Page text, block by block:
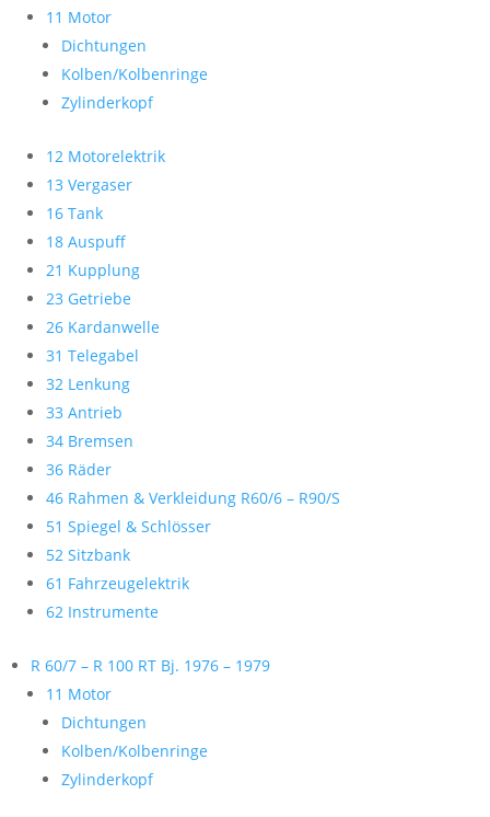
11 Motor
Dichtungen
Kolben/Kolbenringe
Zylinderkopf
12 Motorelektrik
13 Vergaser
16 Tank
18 Auspuff
21 Kupplung
23 Getriebe
26 Kardanwelle
31 Telegabel
32 Lenkung
33 Antrieb
34 Bremsen
36 Räder
46 Rahmen & Verkleidung R60/6 – R90/S
51 Spiegel & Schlösser
52 Sitzbank
61 Fahrzeugelektrik
62 Instrumente
R 60/7 – R 100 RT Bj. 1976 – 1979
11 Motor
Dichtungen
Kolben/Kolbenringe
Zylinderkopf